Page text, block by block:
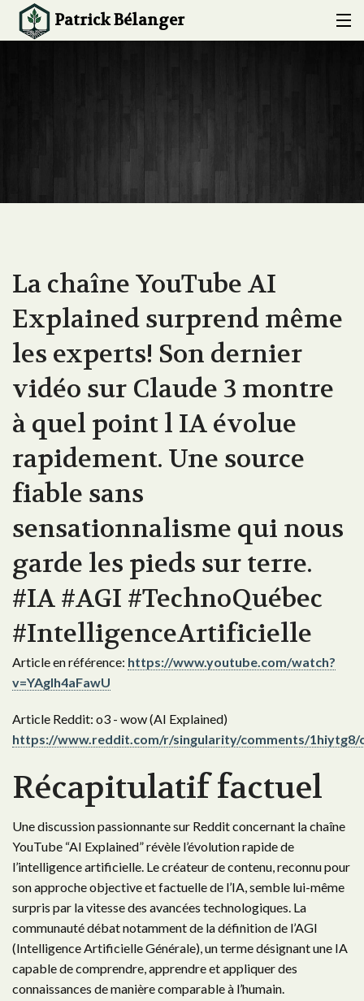
Patrick Bélanger
La chaîne YouTube AI
Explained surprend même
les experts! Son dernier
vidéo sur Claude 3 montre
à quel point l IA évolue
rapidement. Une source
fiable sans
sensationnalisme qui nous
garde les pieds sur terre.
#IA #AGI #TechnoQuébec
#IntelligenceArtificielle
Article en référence: https://www.youtube.com/watch?
v=YAgIh4aFawU
Article Reddit: o3 - wow (AI Explained)
https://www.reddit.com/r/singularity/comments/1hiytg8/
Récapitulatif factuel
Une discussion passionnante sur Reddit concernant la chaîne
YouTube “AI Explained” révèle l’évolution rapide de
l’intelligence artificielle. Le créateur de contenu, reconnu pour
son approche objective et factuelle de l’IA, semble lui-même
surpris par la vitesse des avancées technologiques. La
communauté débat notamment de la définition de l’AGI
(Intelligence Artificielle Générale), un terme désignant une IA
capable de comprendre, apprendre et appliquer des
connaissances de manière comparable à l’humain.